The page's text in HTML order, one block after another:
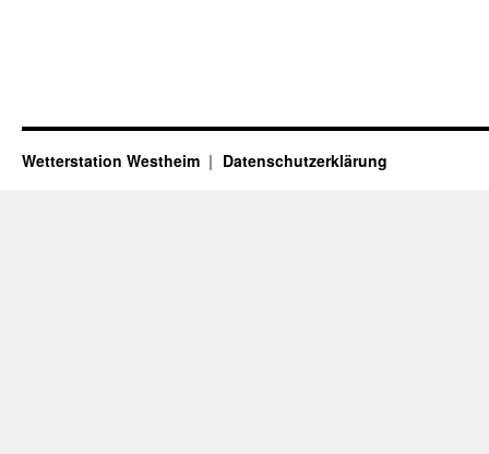
Wetterstation Westheim Datenschutzerklärung